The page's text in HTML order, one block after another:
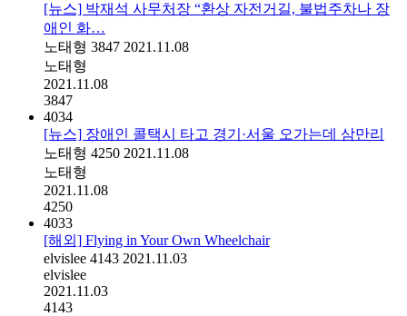
[뉴스] 박재석 사무처장 “환상 자전거길, 불법주차나 장
애인 화…
노태형 3847 2021.11.08
노태형
2021.11.08
3847
4034
[뉴스] 장애인 콜택시 타고 경기·서울 오가는데 삼만리
노태형 4250 2021.11.08
노태형
2021.11.08
4250
4033
[해외] Flying in Your Own Wheelchair
elvislee 4143 2021.11.03
elvislee
2021.11.03
4143